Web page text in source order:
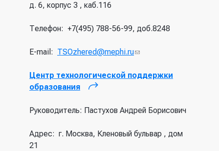
д. 6, корпус 3 , каб.116
Телефон: +7(495) 788-56-99, доб.8248
E-mail: TSOzhered@mephi.ru(ссылка для
Центр технологической поддержки
образования
(внешняя ссылка)
Руководитель: Пастухов Андрей Борисович
Адрес: г. Москва, Кленовый бульвар , дом
21